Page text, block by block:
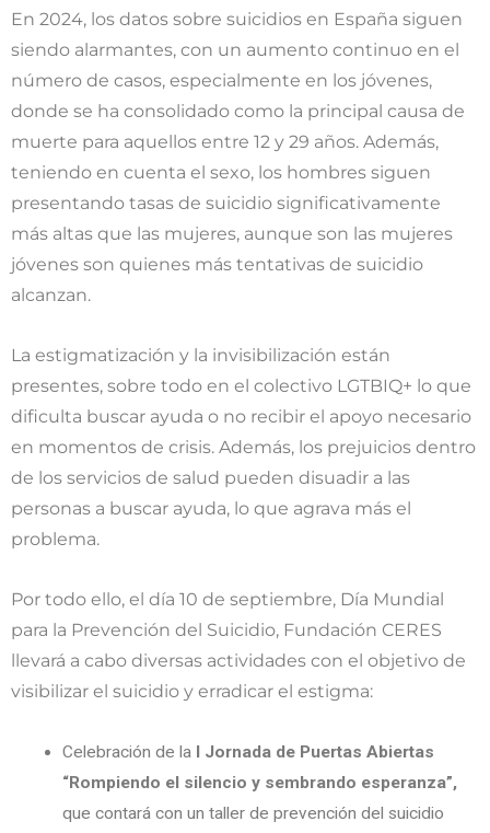
En 2024, los datos sobre suicidios en España siguen
siendo alarmantes, con un aumento continuo en el
número de casos, especialmente en los jóvenes,
donde se ha consolidado como la principal causa de
muerte para aquellos entre 12 y 29 años. Además,
teniendo en cuenta el sexo, los hombres siguen
presentando tasas de suicidio significativamente
más altas que las mujeres, aunque son las mujeres
jóvenes son quienes más tentativas de suicidio
alcanzan.
La estigmatización y la invisibilización están
presentes, sobre todo en el colectivo LGTBIQ+ lo que
dificulta buscar ayuda o no recibir el apoyo necesario
en momentos de crisis. Además, los prejuicios dentro
de los servicios de salud pueden disuadir a las
personas a buscar ayuda, lo que agrava más el
problema.
Por todo ello, el día 10 de septiembre, Día Mundial
para la Prevención del Suicidio, Fundación CERES
llevará a cabo diversas actividades con el objetivo de
visibilizar el suicidio y erradicar el estigma:
Celebración de la
I Jornada de Puertas Abiertas
“Rompiendo el silencio y sembrando esperanza”,
que contará con un taller de prevención del suicidio